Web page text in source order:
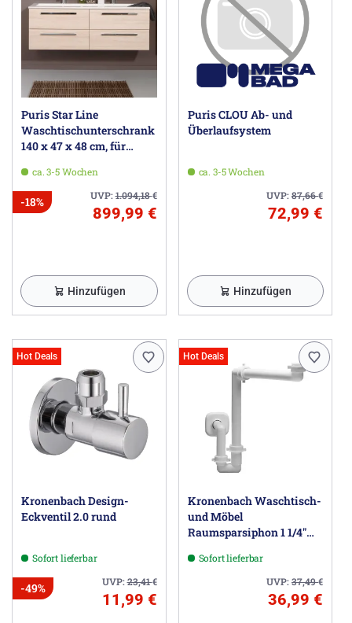
Puris Star Line
Waschtischunterschrank
140 x 47 x 48 cm, für
mit 4 Auszügen, Griff 294
ca. 3-5 Wochen
UVP:1.094,18€
-18%
899,99 €
Hinzufügen
Puris CLOU Ab- und
Überlaufsystem
ca. 3-5 Wochen
UVP:87,66€
72,99 €
Hinzufügen
Hot Deals
Kronenbach Design-
Eckventil 2.0 rund
Sofort lieferbar
UVP:23,41€
-49%
11,99 €
Hot Deals
Kronenbach Waschtisch-
und Möbel
Raumsparsiphon 1 1/4"
Sofort lieferbar
UVP:37,49€
36,99 €